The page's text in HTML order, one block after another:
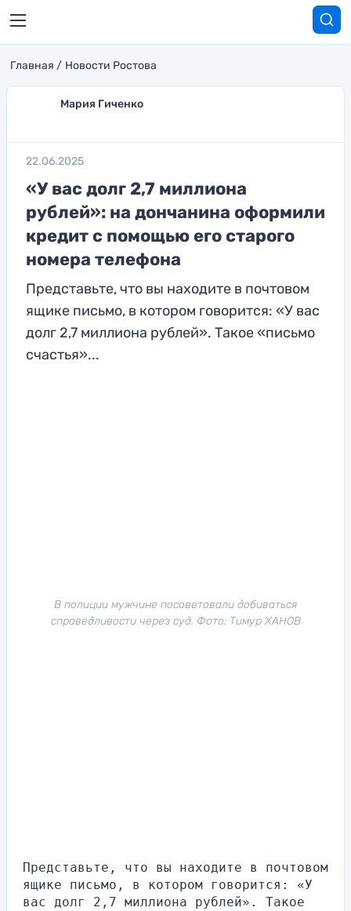
Главная Новости Ростова
Мария Гиченко
22.06.2025
«У вас долг 2,7 миллиона
рублей»: на дончанина оформили
кредит с помощью его старого
номера телефона
Представьте, что вы находите в почтовом
ящике письмо, в котором говорится: «У вас
долг 2,7 миллиона рублей». Такое «письмо
счастья»...
В полиции мужчине посоветовали добиваться
справедливости через суд. Фото: Тимур ХАНОВ
Представьте, что вы находите в почтовом
ящике письмо, в котором говорится: «У
вас долг 2,7 миллиона рублей». Такое